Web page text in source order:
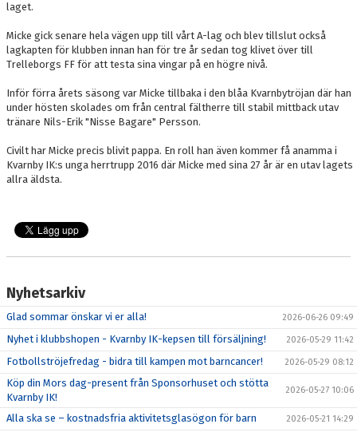
laget.
Micke gick senare hela vägen upp till vårt A-lag och blev tillslut också
lagkapten för klubben innan han för tre år sedan tog klivet över till
Trelleborgs FF för att testa sina vingar på en högre nivå.
Inför förra årets säsong var Micke tillbaka i den blåa Kvarnbytröjan där han
under hösten skolades om från central fältherre till stabil mittback utav
tränare Nils-Erik "Nisse Bagare" Persson.
Civilt har Micke precis blivit pappa. En roll han även kommer få anamma i
Kvarnby IK:s unga herrtrupp 2016 där Micke med sina 27 år är en utav lagets
allra äldsta.
Nyhetsarkiv
Glad sommar önskar vi er alla! 2026-06-26 09:49
Nyhet i klubbshopen - Kvarnby IK-kepsen till försäljning! 2026-05-29 11:42
Fotbollströjefredag - bidra till kampen mot barncancer! 2026-05-29 08:12
Köp din Mors dag-present från Sponsorhuset och stötta
Kvarnby IK!
2026-05-27 10:06
Alla ska se – kostnadsfria aktivitetsglasögon för barn 2026-05-21 14:29